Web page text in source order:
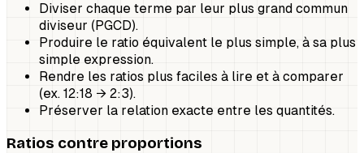
Diviser chaque terme par leur plus grand commun
diviseur (PGCD).
Produire le ratio équivalent le plus simple, à sa plus
simple expression.
Rendre les ratios plus faciles à lire et à comparer
(ex. 12:18 → 2:3).
Préserver la relation exacte entre les quantités.
Ratios contre proportions